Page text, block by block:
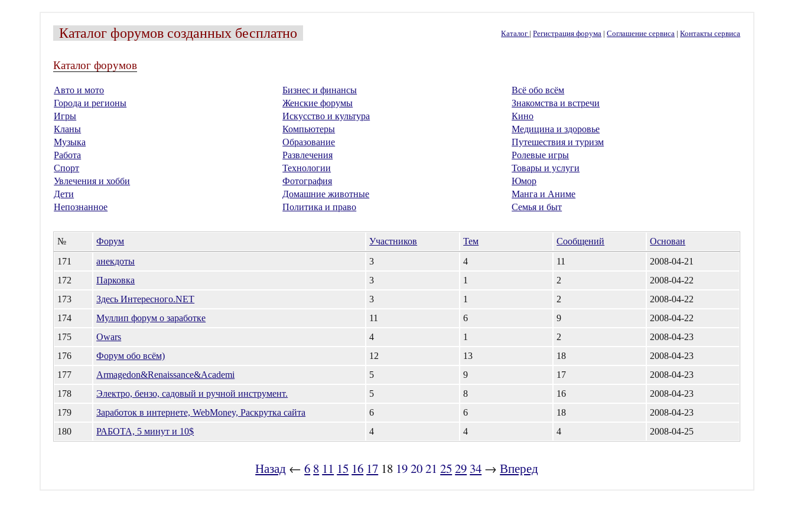
Каталог форумов созданных бесплатно Каталог |Регистрация форума |Соглашение сервиса |Контакты сервиса
Каталог форумов
Авто и мото Бизнес и финансы
Всё обо всём
Города и регионы
Женские форумы
Знакомства и встречи
Игры
Искусство и культура
Кино
Кланы
Компьютеры
Медицина и здоровье
Музыка
Образование
Путешествия и туризм
Работа
Развлечения
Ролевые игры
Спорт
Технологии
Товары и услуги
Увлечения и хобби
Фотография
Юмор
Дети
Домашние животные
Манга и Аниме
Непознанное
Политика и право Семья и быт
№ Форум Участников Тем Сообщений
Основан
171
анекдоты 3 4 11
2008-04-21
172
Парковка 3 1 2
2008-04-22
173
Здесь Интересного.NET 3 1 2
2008-04-22
174
Муллип форум о заработке 11 6 9
2008-04-22
175
Owars 4 1 2
2008-04-23
176
Форум обо всём) 12 13 18
2008-04-23
177
Armagedon&Renaissance&Academi 5 9 17
2008-04-23
178
Электро, бензо, садовый и ручной инструмент. 5 8 16
2008-04-23
179
Заработок в интернете, WebMoney, Раскрутка сайта 6 6 18
2008-04-23
180
РАБОТА, 5 минут и 10$ 4 4 4 2008-04-25
Назад ← 6 8 11 15 16 17 18 192021 25 29 34 →Вперед